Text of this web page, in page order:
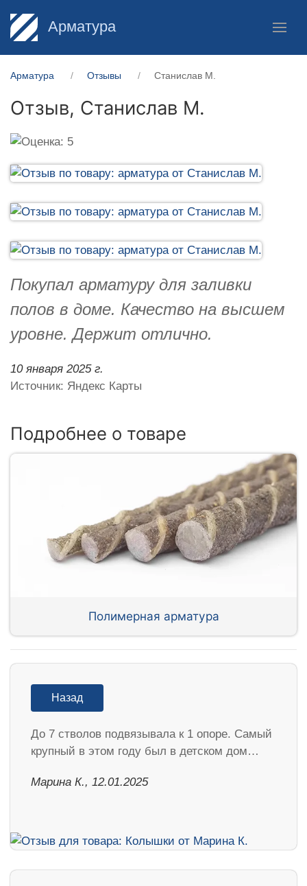
Арматура
Арматура Отзывы Станислав М.
Отзыв, Станислав М.
Покупал арматуру для заливки
полов в доме. Качество на высшем
уровне. Держит отлично.
10 января 2025 г.
Источник: Яндекс Карты
Подробнее о товаре
Полимерная арматура
Назад
До 7 стволов подвязывала к 1 опоре. Самый
крупный в этом году был в детском дом…
Марина К., 12.01.2025